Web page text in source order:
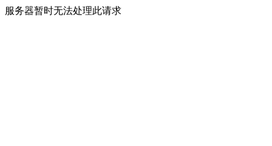
服务器暂时无法处理此请求